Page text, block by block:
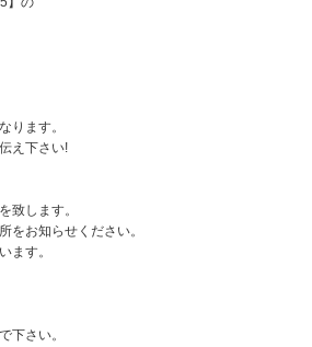
ります。
え下さい!
致します。
をお知らせください。
ます。
下さい。